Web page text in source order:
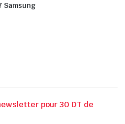
Samsung
pour 30 DT de